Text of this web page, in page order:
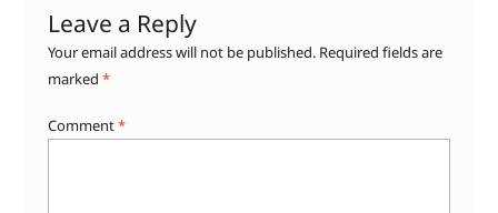
Leave a Reply
Your email address will not be published. Required fields are
marked*
Comment*